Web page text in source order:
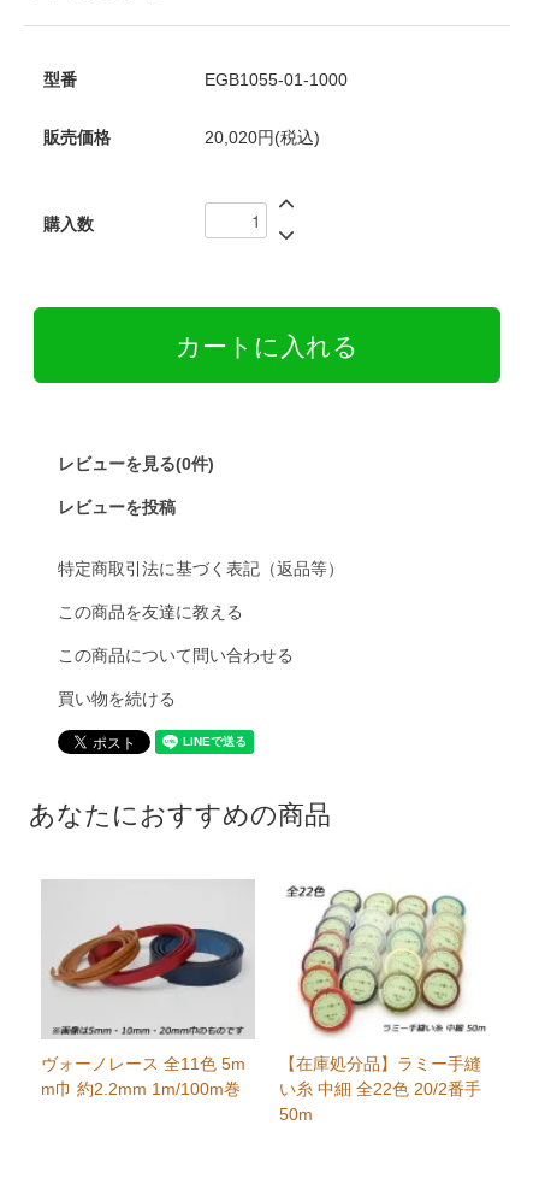
型番 EGB1055-01-1000
販売価格 20,020円(税込)
購入数
レビューを見る(0件)
レビューを投稿
特定商取引法に基づく表記（返品等）
この商品を友達に教える
この商品について問い合わせる
買い物を続ける
あなたにおすすめの商品
ヴォーノレース 全11色 5m
m巾 約2.2mm 1m/100m巻
【在庫処分品】ラミー手縫
い糸 中細 全22色 20/2番手
50m